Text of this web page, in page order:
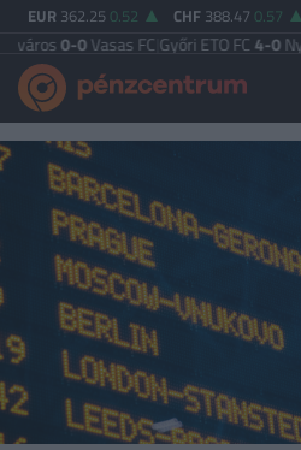
EUR 362.25 0.52 CHF 388.47 0.57
Vasas FC|Győri ETO FC4-0Nyíregyháza|